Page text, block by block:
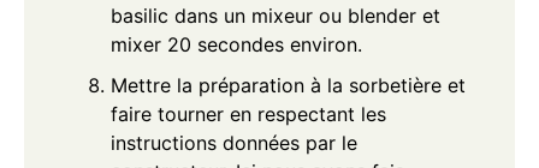
basilic dans un mixeur ou blender et
mixer 20 secondes environ.
Mettre la préparation à la sorbetière et
faire tourner en respectant les
instructions données par le